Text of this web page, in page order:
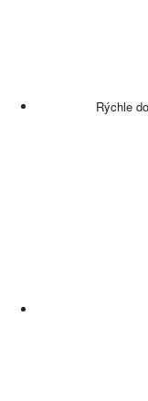
Rýchle